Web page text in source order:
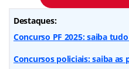
Destaques:
Concurso PF 2025: saiba
Concursos policiais: saiba as